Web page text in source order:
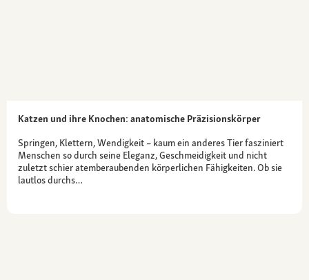
Katzen und ihre Knochen: anatomische Präzisionskörper
Springen, Klettern, Wendigkeit – kaum ein anderes Tier fasziniert
Menschen so durch seine Eleganz, Geschmeidigkeit und nicht
zuletzt schier atemberaubenden körperlichen Fähigkeiten. Ob sie
lautlos durchs…